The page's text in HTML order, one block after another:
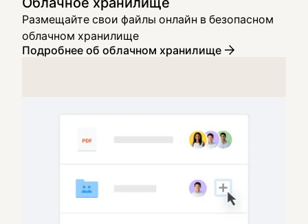
Размещайте свои файлы онлайн в безопасном
облачном хранилище
Подробнее об облачном хранилище